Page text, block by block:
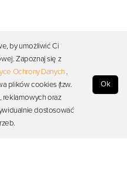
Wówczas zadaniem dziecka jest
zebrał określone kwiaty.
są cyfry, a na drugiej symbole
jest zebranie określonej liczby
by umożliwić Ci
Zapoznaj się z
Ochrony Danych .
plików cookies (tzw.
reklamowych oraz
dostosować
Ok